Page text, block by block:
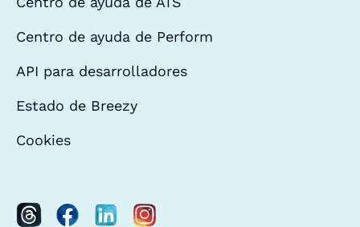
Centro de ayuda de Perform
API para desarrolladores
Estado de Breezy
Cookies